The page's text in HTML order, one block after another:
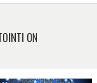
ON